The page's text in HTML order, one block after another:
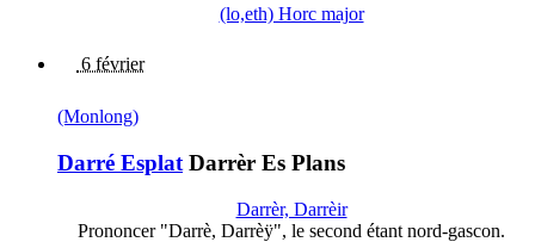
(lo,eth) Horc major
6 février
(Monlong)
Darré Esplat Darrèr Es Plans
Darrèr, Darrèir
Prononcer "Darrè, Darrèÿ", le second étant nord-gascon.